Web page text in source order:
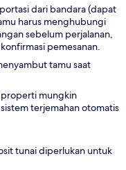
dari bandara (dapat
harus menghubungi
sebelum perjalanan,
pemesanan.
tamu saat
mungkin
terjemahan otomatis
tunai diperlukan untuk